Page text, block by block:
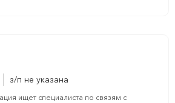
з/п не указана
ищет специалиста по связям с